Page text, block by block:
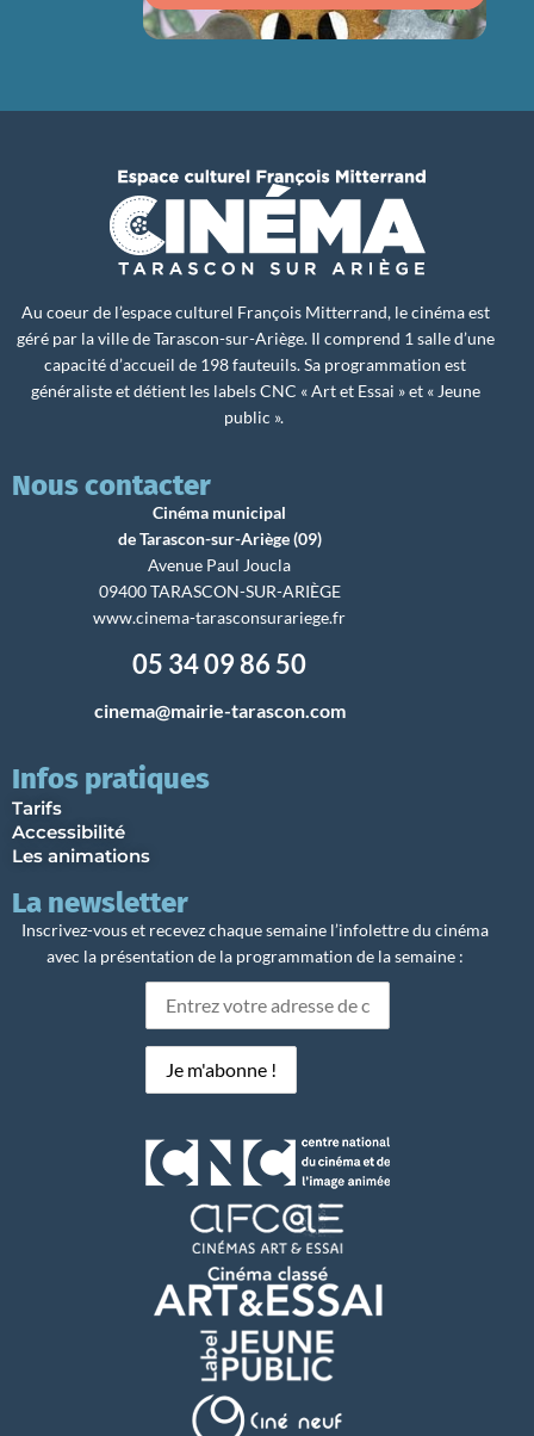
Au coeur de l’espace culturel François Mitterrand, le cinéma est
géré par la ville de Tarascon-sur-Ariège. Il comprend 1 salle d’une
capacité d’accueil de 198 fauteuils. Sa programmation est
généraliste et détient les labels CNC « Art et Essai » et « Jeune
public ».
Nous contacter
Cinéma municipal
de Tarascon-sur-Ariège (09)
Avenue Paul Joucla
09400 TARASCON-SUR-ARIÈGE
www.cinema-tarasconsurariege.fr
05 34 09 86 50
cinema@mairie-tarascon.com
Infos pratiques
Tarifs
Accessibilité
Les animations
La newsletter
Inscrivez-vous et recevez chaque semaine l’infolettre du cinéma
avec la présentation de la programmation de la semaine :